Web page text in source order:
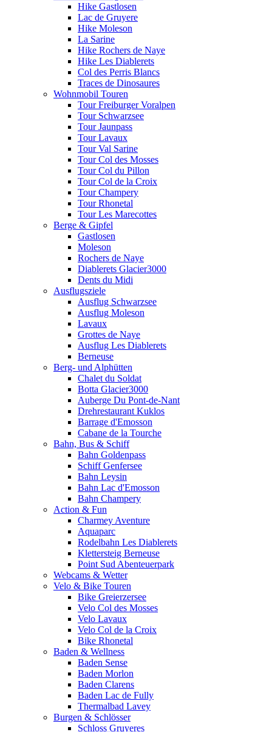
Hike Gastlosen
Lac de Gruyere
Hike Moleson
La Sarine
Hike Rochers de Naye
Hike Les Diablerets
Col des Perris Blancs
Traces de Dinosaures
Wohnmobil Touren
Tour Freiburger Voralpen
Tour Schwarzsee
Tour Jaunpass
Tour Lavaux
Tour Val Sarine
Tour Col des Mosses
Tour Col du Pillon
Tour Col de la Croix
Tour Champery
Tour Rhonetal
Tour Les Marecottes
Berge & Gipfel
Gastlosen
Moleson
Rochers de Naye
Diablerets Glacier3000
Dents du Midi
Ausflugsziele
Ausflug Schwarzsee
Ausflug Moleson
Lavaux
Grottes de Naye
Ausflug Les Diablerets
Berneuse
Berg- und Alphütten
Chalet du Soldat
Botta Glacier3000
Auberge Du Pont-de-Nant
Drehrestaurant Kuklos
Barrage d'Emosson
Cabane de la Tourche
Bahn, Bus & Schiff
Bahn Goldenpass
Schiff Genfersee
Bahn Leysin
Bahn Lac d'Emosson
Bahn Champery
Action & Fun
Charmey Aventure
Aquaparc
Rodelbahn Les Diablerets
Klettersteig Berneuse
Point Sud Abenteuerpark
Webcams & Wetter
Velo & Bike Touren
Bike Greierzersee
Velo Col des Mosses
Velo Lavaux
Velo Col de la Croix
Bike Rhonetal
Baden & Wellness
Baden Sense
Baden Morlon
Baden Clarens
Baden Lac de Fully
Thermalbad Lavey
Burgen & Schlösser
Schloss Gruyeres